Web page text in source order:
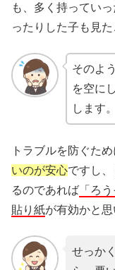
も、多く持ってい
ったりした子も見た
そのよ
を空に
します。
トラブルを防ぐため
いのが安心ですし
るのであれば 「ろ
貼り紙が有効かと思
せっか